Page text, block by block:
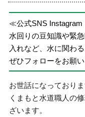
≪公式SNS
水回りの豆知識や緊
入れなど、水に関わ
ぜひフォローをお願い
お世話になっておりま
くまもと水道職人の
ざいます。